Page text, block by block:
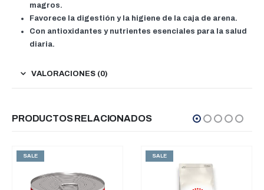
magros.
Favorece la digestión y la higiene de la caja de arena.
Con antioxidantes y nutrientes esenciales para la salud
diaria.
VALORACIONES (0)
PRODUCTOS RELACIONADOS
SALE SALE